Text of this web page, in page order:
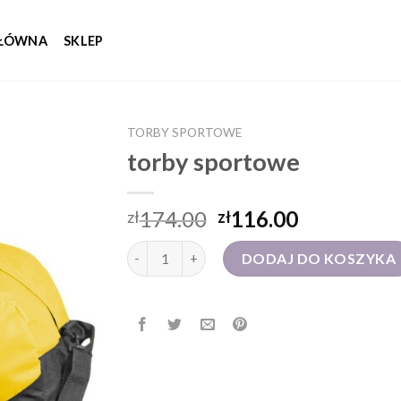
SKLEP
TORBY SPORTOWE
torby sportowe
zł174.00 zł116.00
ilość torby sportoweDODAJ DO KOSZYKA